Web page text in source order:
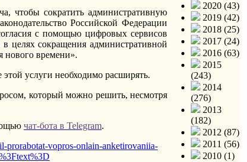
чтобы сократить административную
Российской Федерации
с помощью цифровых сервисов
целях сокращения административной
нового времени».
этой услуги необходимо расширять.
который можно решить, несмотря
чат-бота в Telegram.
prorabotat-vopros-onlain-anketirovaniia-
2020 (43)
2019 (42)
2018 (25)
2017 (24)
2016 (63)
2015
(243)
2014
(276)
2013
(182)
2012 (87)
2011 (56)
2010 (1)